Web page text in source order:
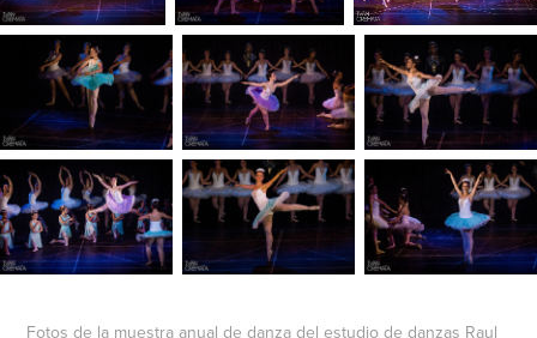
Fotos de la muestra anual de danza del estudio de danzas Raul